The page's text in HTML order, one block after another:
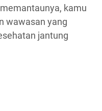
kamu
wawasan yang
jantung